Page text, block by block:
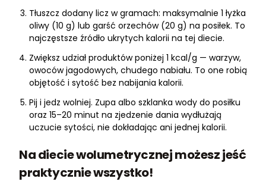
Tłuszcz dodany licz w gramach: maksymalnie 1 łyżka
oliwy (10 g) lub garść orzechów (20 g) na posiłek. To
najczęstsze źródło ukrytych kalorii na tej diecie.
Zwiększ udział produktów poniżej 1 kcal/g — warzyw,
owoców jagodowych, chudego nabiału. To one robią
objętość i sytość bez nabijania kalorii.
Pij i jedz wolniej. Zupa albo szklanka wody do posiłku
oraz 15–20 minut na zjedzenie dania wydłużają
uczucie sytości, nie dokładając ani jednej kalorii.
Na diecie wolumetrycznej możesz jeść
praktycznie wszystko!